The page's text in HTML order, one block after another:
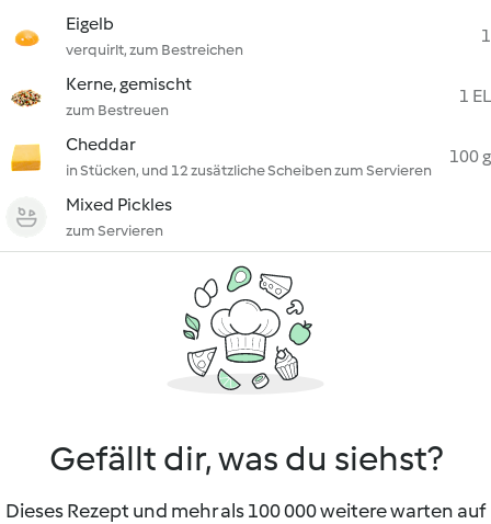
Eigelb
verquirlt, zum Bestreichen
1
Kerne, gemischt
zum Bestreuen
1 EL
Cheddar
in Stücken, und 12 zusätzliche Scheiben zum Servieren
100 g
Mixed Pickles
zum Servieren
Gefällt dir, was du siehst?
Dieses Rezept und mehr als 100 000 weitere warten auf